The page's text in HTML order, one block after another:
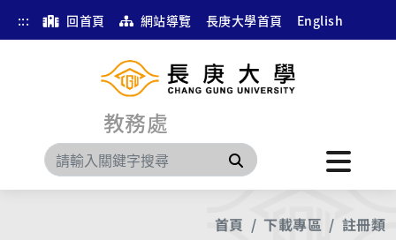
::: 回首頁 網站導覽 長庚大學首頁 English
教務處
搜尋
首頁 下載專區 註冊類